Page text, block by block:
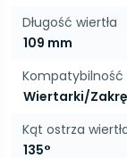
Długość wiertła
109 mm
Kompatybilność
Wiertarki/
Kąt ostrza
135°